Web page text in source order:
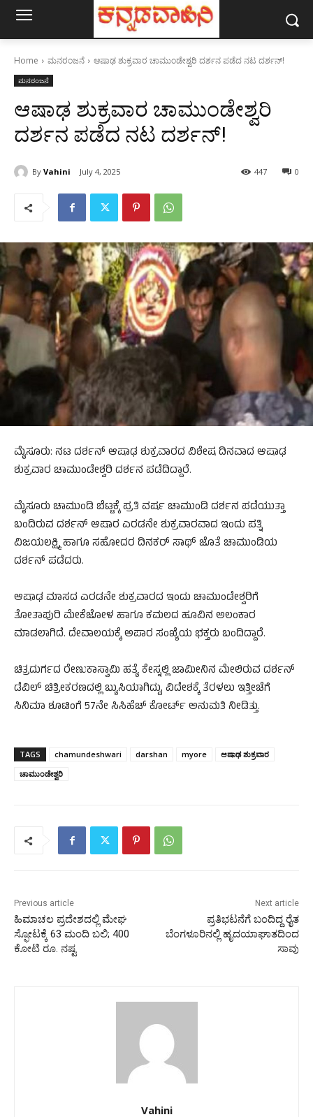
Home ಮನರಂಜನೆ ಆಷಾಢ ಶುಕ್ರವಾರ ಚಾಮುಂಡೇಶ್ವರಿ ದರ್ಶನ ಪಡೆದ ನಟ ದರ್ಶನ್!
ಮನರಂಜನೆ
ಆಷಾಢ ಶುಕ್ರವಾರ ಚಾಮುಂಡೇಶ್ವರಿ
ದರ್ಶನ ಪಡೆದ ನಟ ದರ್ಶನ್!
By Vahini July 4, 2025 0
447
ಮೈಸೂರು: ನಟ ದರ್ಶನ್ ಆಷಾಢ ಶುಕ್ರವಾರದ ವಿಶೇಷ ದಿನವಾದ ಆಷಾಢ
ಶುಕ್ರವಾರ ಚಾಮುಂಡೇಶ್ವರಿ ದರ್ಶನ ಪಡೆದಿದ್ದಾರೆ.
ಮೈಸೂರು ಚಾಮುಂಡಿ ಬೆಟ್ಟಕ್ಕೆ ಪ್ರತಿ ವರ್ಷ ಚಾಮುಂಡಿ ದರ್ಶನ ಪಡೆಯುತ್ತಾ
ಬಂದಿರುವ ದರ್ಶನ್ ಆಷಾರ ಎರಡನೇ ಶುಕ್ರವಾರವಾದ ಇಂದು ಪತ್ನಿ
ವಿಜಯಲಕ್ಷ್ಮಿ ಹಾಗೂ ಸಹೋದರ ದಿನಕರ್ ಸಾಥ್ ಜೊತೆ ಚಾಮುಂಡಿಯ
ದರ್ಶನ್ ಪಡೆದರು.
ಆಷಾಢ ಮಾಸದ ಎರಡನೇ ಶುಕ್ರವಾರದ ಇಂದು ಚಾಮುಂಡೇಶ್ವರಿಗೆ
ತೋತಾಪುರಿ ಮೇಕೆಜೋಳ ಹಾಗೂ ಕಮಲದ ಹೂವಿನ ಅಲಂಕಾರ
ಮಾಡಲಾಗಿದೆ. ದೇವಾಲಯಕ್ಕೆ ಅಪಾರ ಸಂಖ್ಯೆಯ ಭಕ್ತರು ಬಂದಿದ್ದಾರೆ.
ಚಿತ್ರದುರ್ಗದ ರೇಣುಕಾಸ್ವಾಮಿ ಹತ್ಯೆ ಕೇಸ್ನಲ್ಲಿ ಜಾಮೀನಿನ ಮೇಲಿರುವ ದರ್ಶನ್
ಡೆವಿಲ್ ಚಿತ್ರೀಕರಣದಲ್ಲಿ ಬ್ಯುಸಿಯಾಗಿದ್ದು, ವಿದೇಶಕ್ಕೆ ತೆರಳಲು ಇತ್ತೀಚೆಗೆ
ಸಿನಿಮಾ ಶೂಟಿಂಗೆ 57ನೇ ಸಿಸಿಹೆಚ್ ಕೋರ್ಟ್ ಅನುಮತಿ ನೀಡಿತ್ತು.
TAGS chamundeshwari darshan myore
ಆಷಾಢ ಶುಕ್ರವಾರ
ಚಾಮುಂಡೇಶ್ವರಿ
Previous article
ಹಿಮಾಚಲ ಪ್ರದೇಶದಲ್ಲಿ ಮೇಘ
ಸ್ಫೋಟಕ್ಕೆ 63 ಮಂದಿ ಬಲಿ; 400
ಕೋಟಿ ರೂ. ನಷ್ಟ
Next article
ಪ್ರತಿಭಟನೆಗೆ ಬಂದಿದ್ದ ರೈತ
ಬೆಂಗಳೂರಿನಲ್ಲಿ ಹೃದಯಾಘಾತದಿಂದ
ಸಾವು
Vahini